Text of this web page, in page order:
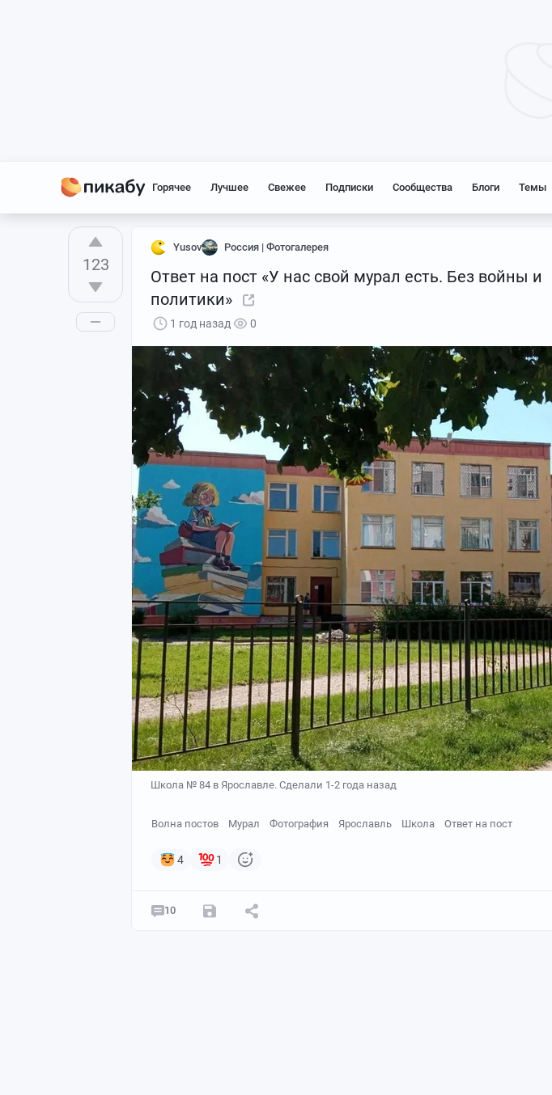
Горячее Лучшее Свежее Подписки Сообщества Блоги Темы
123
Yusov Россия | Фотогалерея
Ответ на пост «У нас свой мурал есть. Без войны и
политики»
1 год назад 0
Школа № 84 в Ярославле. Сделали 1-2 года назад
Волна постов Мурал Фотография Ярославль Школа Ответ на пост
4 1
10